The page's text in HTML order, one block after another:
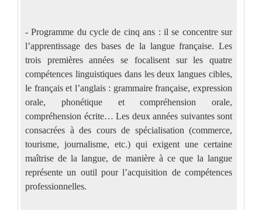
- Programme du cycle de cinq ans : il se concentre sur
l’apprentissage des bases de la langue française. Les
trois premières années se focalisent sur les quatre
compétences linguistiques dans les deux langues cibles,
le français et l’anglais : grammaire française, expression
orale, phonétique et compréhension orale,
compréhension écrite… Les deux années suivantes sont
consacrées à des cours de spécialisation (commerce,
tourisme, journalisme, etc.) qui exigent une certaine
maîtrise de la langue, de manière à ce que la langue
représente un outil pour l’acquisition de compétences
professionnelles.